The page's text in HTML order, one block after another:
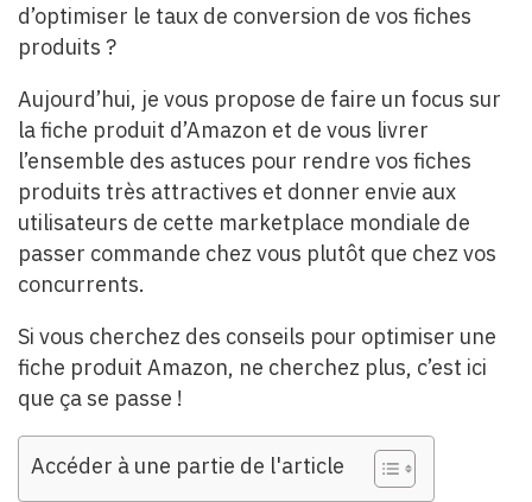
d’optimiser le taux de conversion de vos fiches
produits ?
Aujourd’hui, je vous propose de faire un focus sur
la fiche produit d’Amazon et de vous livrer
l’ensemble des astuces pour rendre vos fiches
produits très attractives et donner envie aux
utilisateurs de cette marketplace mondiale de
passer commande chez vous plutôt que chez vos
concurrents.
Si vous cherchez des conseils pour optimiser une
fiche produit Amazon, ne cherchez plus, c’est ici
que ça se passe !
Accéder à une partie de l'article